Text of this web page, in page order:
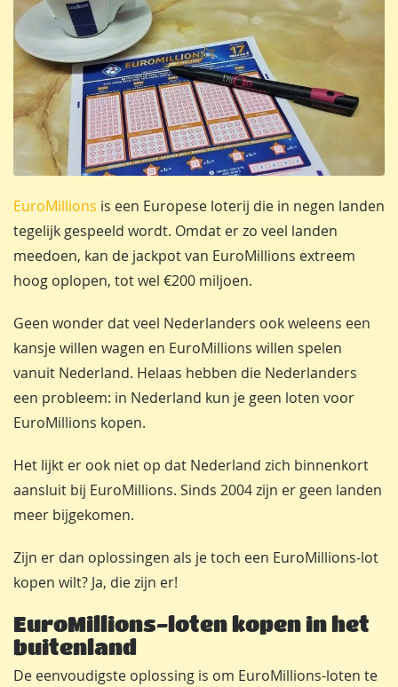
EuroMillions is een Europese loterij die in negen landen
tegelijk gespeeld wordt. Omdat er zo veel landen
meedoen, kan de jackpot van EuroMillions extreem
hoog oplopen, tot wel €200 miljoen.
Geen wonder dat veel Nederlanders ook weleens een
kansje willen wagen en EuroMillions willen spelen
vanuit Nederland. Helaas hebben die Nederlanders
een probleem: in Nederland kun je geen loten voor
EuroMillions kopen.
Het lijkt er ook niet op dat Nederland zich binnenkort
aansluit bij EuroMillions. Sinds 2004 zijn er geen landen
meer bijgekomen.
Zijn er dan oplossingen als je toch een EuroMillions-lot
kopen wilt? Ja, die zijn er!
EuroMillions-loten kopen in het
buitenland
De eenvoudigste oplossing is om EuroMillions-loten te